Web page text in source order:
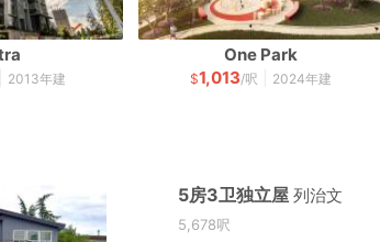
2013年建
One Park
$1,013/呎 2024年建
5房3卫独立屋列治文
5,678呎